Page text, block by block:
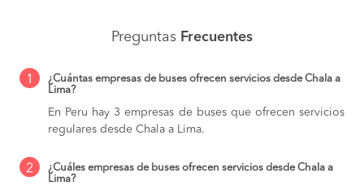
Preguntas Frecuentes
1
¿Cuántas empresas de buses ofrecen servicios desde Chala a
Lima?
En Peru hay 3 empresas de buses que ofrecen servicios
regulares desde Chala a Lima.
2
¿Cuáles empresas de buses ofrecen servicios desde Chala a
Lima?